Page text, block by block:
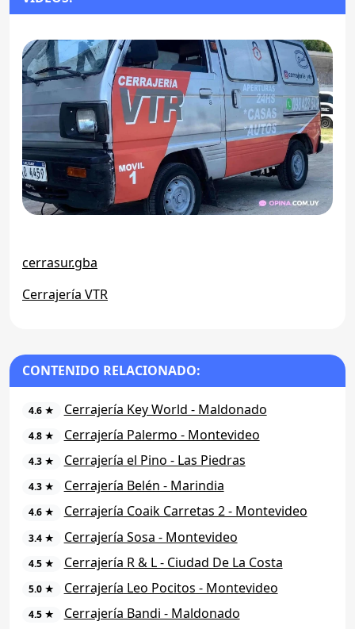
cerrasur.gba
Cerrajería VTR
CONTENIDO RELACIONADO:
4.6 ★ Cerrajería Key World - Maldonado
4.8 ★ Cerrajería Palermo - Montevideo
4.3 ★ Cerrajería el Pino - Las Piedras
4.3 ★ Cerrajería Belén - Marindia
4.6 ★ Cerrajería Coaik Carretas 2 - Montevideo
3.4 ★ Cerrajería Sosa - Montevideo
4.5 ★ Cerrajería R & L - Ciudad De La Costa
5.0 ★ Cerrajería Leo Pocitos - Montevideo
4.5 ★ Cerrajería Bandi - Maldonado